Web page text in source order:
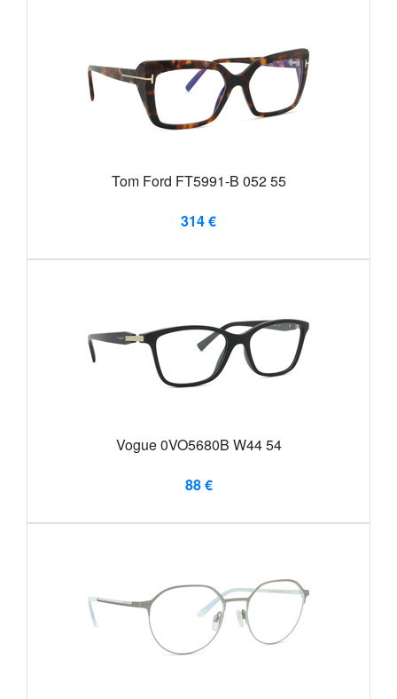
Tom Ford FT5991-B 052 55
314 €
Vogue 0VO5680B W44 54
88 €